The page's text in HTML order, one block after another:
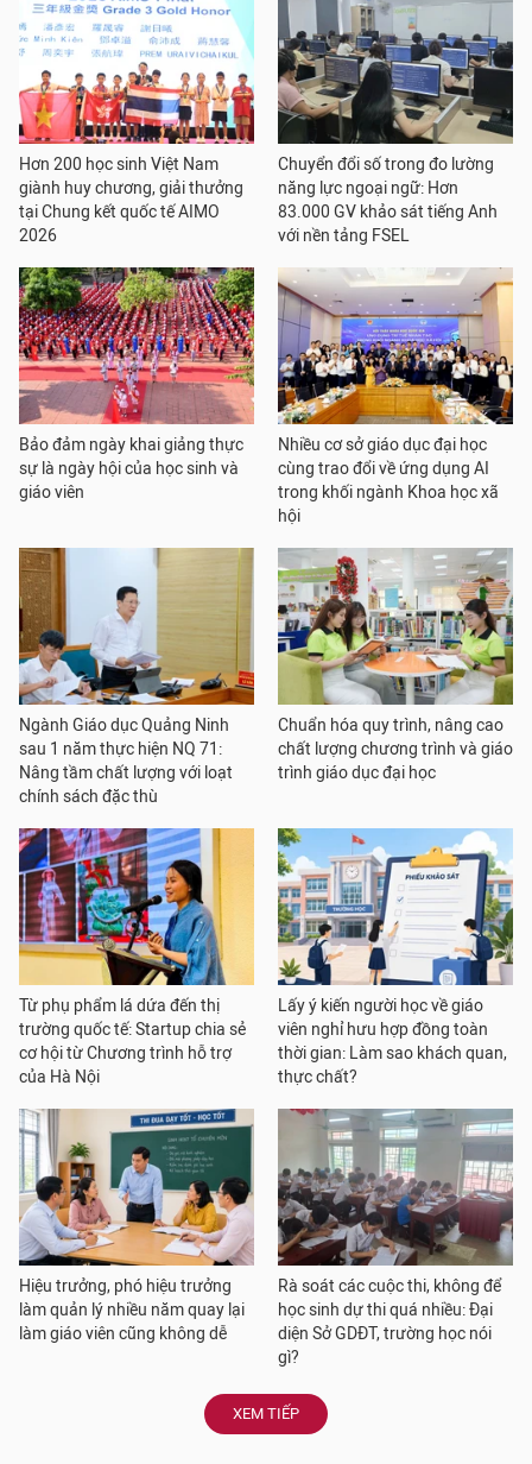
Hơn 200 học sinh Việt Nam
giành huy chương, giải thưởng
tại Chung kết quốc tế AIMO
2026
Chuyển đổi số trong đo lường
năng lực ngoại ngữ: Hơn
83.000 GV khảo sát tiếng Anh
với nền tảng FSEL
Bảo đảm ngày khai giảng thực
sự là ngày hội của học sinh và
giáo viên
Nhiều cơ sở giáo dục đại học
cùng trao đổi về ứng dụng AI
trong khối ngành Khoa học xã
hội
Ngành Giáo dục Quảng Ninh
sau 1 năm thực hiện NQ 71:
Nâng tầm chất lượng với loạt
chính sách đặc thù
Chuẩn hóa quy trình, nâng cao
chất lượng chương trình và giáo
trình giáo dục đại học
Từ phụ phẩm lá dứa đến thị
trường quốc tế: Startup chia sẻ
cơ hội từ Chương trình hỗ trợ
của Hà Nội
Lấy ý kiến người học về giáo
viên nghỉ hưu hợp đồng toàn
thời gian: Làm sao khách quan,
thực chất?
Hiệu trưởng, phó hiệu trưởng
làm quản lý nhiều năm quay lại
làm giáo viên cũng không dễ
Rà soát các cuộc thi, không để
học sinh dự thi quá nhiều: Đại
diện Sở GDĐT, trường học nói
gì?
XEM TIẾP